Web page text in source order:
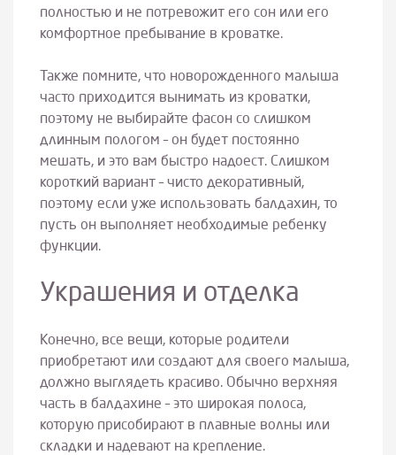
полностью и не потревожит его сон или его
комфортное пребывание в кроватке.
Также помните, что новорожденного малыша
часто приходится вынимать из кроватки,
поэтому не выбирайте фасон со слишком
длинным пологом – он будет постоянно
мешать, и это вам быстро надоест. Слишком
короткий вариант – чисто декоративный,
поэтому если уже использовать балдахин, то
пусть он выполняет необходимые ребенку
функции.
Украшения и отделка
Конечно, все вещи, которые родители
приобретают или создают для своего малыша,
должно выглядеть красиво. Обычно верхняя
часть в балдахине – это широкая полоса,
которую присобирают в плавные волны или
складки и надевают на крепление.